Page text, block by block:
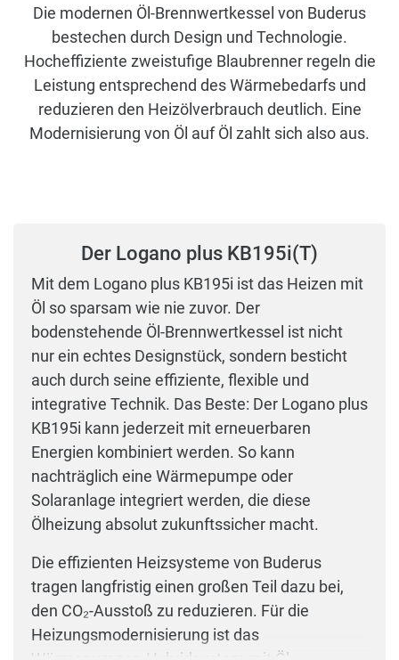
Die modernen Öl-Brennwertkessel von Buderus
bestechen durch Design und Technologie.
Hocheffiziente zweistufige Blaubrenner regeln die
Leistung entsprechend des Wärmebedarfs und
reduzieren den Heizölverbrauch deutlich. Eine
Modernisierung von Öl auf Öl zahlt sich also aus.
Der Logano plus KB195i(T)
Mit dem Logano plus KB195i ist das Heizen mit
Öl so sparsam wie nie zuvor. Der
bodenstehende Öl-Brennwertkessel ist nicht
nur ein echtes Designstück, sondern besticht
auch durch seine effiziente, flexible und
integrative Technik. Das Beste: Der Logano plus
KB195i kann jederzeit mit erneuerbaren
Energien kombiniert werden. So kann
nachträglich eine Wärmepumpe oder
Solaranlage integriert werden, die diese
Ölheizung absolut zukunftssicher macht.
Die effizienten Heizsysteme von Buderus
tragen langfristig einen großen Teil dazu bei,
den CO₂-Ausstoß zu reduzieren. Für die
Heizungsmodernisierung ist das